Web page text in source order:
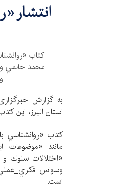
انتشار
کتاب
محمد حاتمي و
به گزارش
استان البرز، این
کتاب
مانند «موضوعات
«اختلالات سلوك و
وسواس
است.